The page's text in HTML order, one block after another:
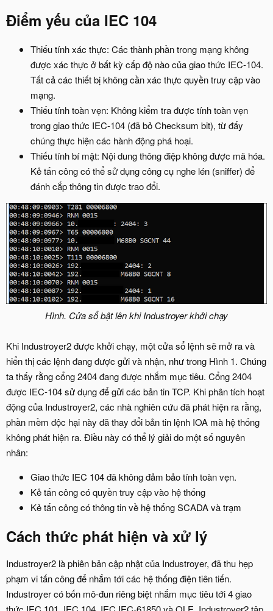
Điểm yếu của IEC 104
Thiếu tính xác thực: Các thành phần trong mạng không
được xác thực ở bất kỳ cấp độ nào của giao thức IEC-104.
Tất cả các thiết bị không cần xác thực quyền truy cập vào
mạng.
Thiếu tính toàn vẹn: Không kiểm tra được tính toàn vẹn
trong giao thức IEC-104 (đã bỏ Checksum bit), từ đấy
chúng thực hiện các hành động phá hoại.
Thiếu tính bí mật: Nội dung thông điệp không được mã hóa.
Kẻ tấn công có thể sử dụng công cụ nghe lén (sniffer) để
đánh cắp thông tin được trao đổi.
Hình. Cửa sổ bật lên khi Industroyer khởi chạy
Khi Industroyer2 được khởi chạy, một cửa sổ lệnh sẽ mở ra và
hiển thị các lệnh đang được gửi và nhận, như trong Hình 1. Chúng
ta thấy rằng cổng 2404 đang được nhắm mục tiêu. Cổng 2404
được IEC-104 sử dụng để gửi các bản tin TCP. Khi phân tích hoạt
động của Industroyer2, các nhà nghiên cứu đã phát hiện ra rằng,
phần mềm độc hại này đã thay đổi bản tin lệnh IOA mà hệ thống
không phát hiện ra. Điều này có thể lý giải do một số nguyên
nhân:
Giao thức IEC 104 đã không đảm bảo tính toàn vẹn.
Kẻ tấn công có quyền truy cập vào hệ thống
Kẻ tấn công có thông tin về hệ thống SCADA và trạm
Cách thức phát hiện và xử lý
Industroyer2 là phiên bản cập nhật của Industroyer, đã thu hẹp
phạm vi tấn công để nhắm tới các hệ thống điện tiên tiến.
Industroyer có bốn mô-đun riêng biệt nhắm mục tiêu tới 4 giao